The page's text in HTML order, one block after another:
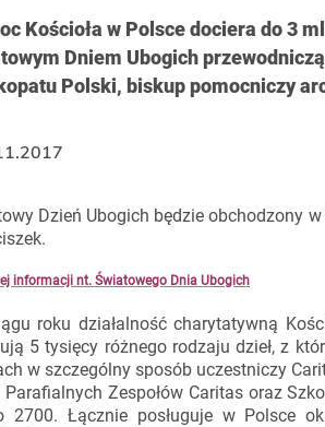
Kościoła w Polsce dociera do 3
Dniem Ubogich
Polski, biskup pomocniczy
Dzień Ubogich będzie obchodzony
informacji nt. Światowego Dnia Ubogich
roku działalność charytatywną
5 tysięcy różnego rodzaju dzieł, z
w szczególny sposób uczestniczy
Parafialnych Zespołów Caritas oraz
2700. Łącznie posługuje w Polsce